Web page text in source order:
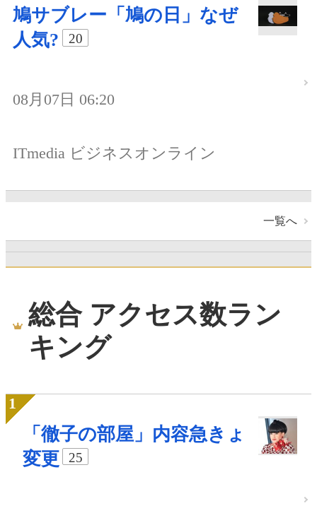
鳩サブレー「鳩の日」なぜ
人気?
20
08月07日 06:20
ITmedia ビジネスオンライン
一覧へ
総合 アクセス数ラン
キング
「徹子の部屋」内容急きょ
変更
25